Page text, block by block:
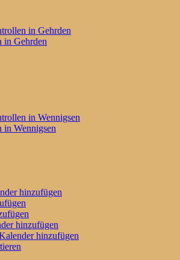
in Gehrden
in Gehrden
in Wennigsen
in Wennigsen
hinzufügen
hinzufügen
hinzufügen